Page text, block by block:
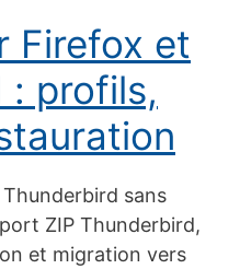
Firefox et
: profils,
sans
ZIP Thunderbird,
et migration vers